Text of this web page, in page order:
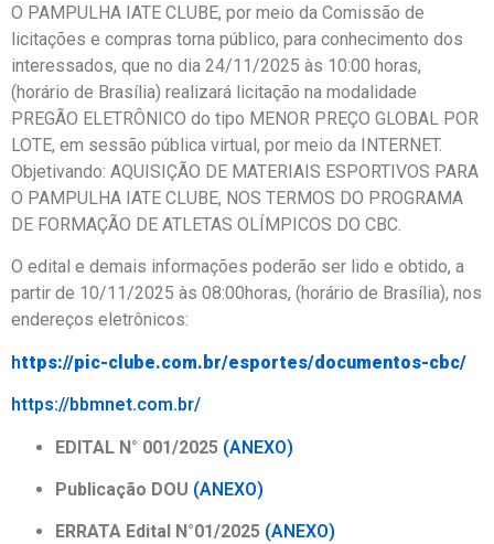
O PAMPULHA IATE CLUBE, por meio da Comissão de
licitações e compras torna público, para conhecimento dos
interessados, que no dia 24/11/2025 às 10:00 horas,
(horário de Brasília) realizará licitação na modalidade
PREGÃO ELETRÔNICO do tipo MENOR PREÇO GLOBAL POR
LOTE, em sessão pública virtual, por meio da INTERNET.
Objetivando: AQUISIÇÃO DE MATERIAIS ESPORTIVOS PARA
O PAMPULHA IATE CLUBE, NOS TERMOS DO PROGRAMA
DE FORMAÇÃO DE ATLETAS OLÍMPICOS DO CBC.
O edital e demais informações poderão ser lido e obtido, a
partir de 10/11/2025 às 08:00horas, (horário de Brasília), nos
endereços eletrônicos:
https://pic-clube.com.br/esportes/documentos-cbc/
https://bbmnet.com.br/
EDITAL N° 001/2025 (ANEXO)
Publicação DOU (ANEXO)
ERRATA Edital N°01/2025 (ANEXO)